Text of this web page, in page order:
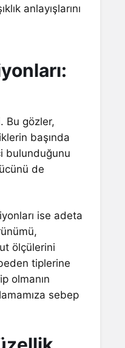
anlayışlarını
Bu gözler,
başında
bulunduğunu
de
ise adeta
ölçülerini
tiplerine
olmanın
sebep